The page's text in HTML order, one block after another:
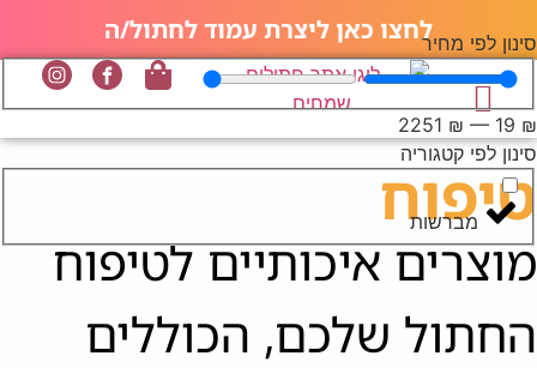
לחצו כאן ליצרת עמוד לחתול/ה
טיפוח
מוצרים איכותיים לטיפוח
החתול שלכם, הכוללים
סינון לפי מחיר
₪
19
—
₪
2251
סינון לפי קטגוריה
מברשות